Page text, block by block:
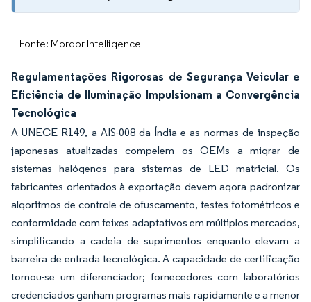
Fonte: Mordor Intelligence
Regulamentações Rigorosas de Segurança Veicular e
Eficiência de Iluminação Impulsionam a Convergência
Tecnológica
A UNECE R149, a AIS-008 da Índia e as normas de inspeção
japonesas atualizadas compelem os OEMs a migrar de
sistemas halógenos para sistemas de LED matricial. Os
fabricantes orientados à exportação devem agora padronizar
algoritmos de controle de ofuscamento, testes fotométricos e
conformidade com feixes adaptativos em múltiplos mercados,
simplificando a cadeia de suprimentos enquanto elevam a
barreira de entrada tecnológica. A capacidade de certificação
tornou-se um diferenciador; fornecedores com laboratórios
credenciados ganham programas mais rapidamente e a menor